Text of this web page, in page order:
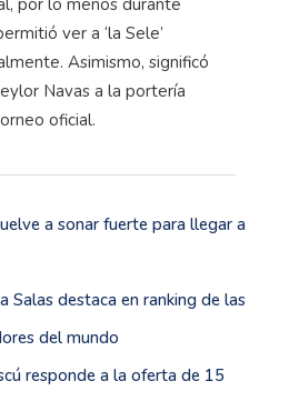
por lo menos durante
ver a ‘la Sele’
Asimismo, significó
Navas a la portería
oficial.
a sonar fuerte para llegar a
Salas destaca en ranking de las
del mundo
responde a la oferta de 15